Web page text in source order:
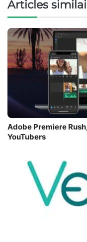
Articles
Adobe Premiere
YouTubers